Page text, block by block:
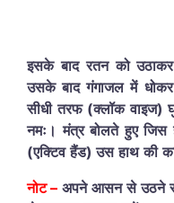
इसके बाद रतन को उठाकर
उसके बाद गंगाजल में धोकर
सीधी तरफ(क्लॉक वाइज)
नमः। मंत्र बोलते हुए जिस
(एक्टिव हैंड)उस हाथ की
नोट– अपने आसन से उठने